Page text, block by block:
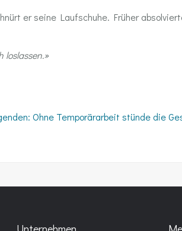
er seine Laufschuhe. Früher
loslassen.»
Ohne Temporärarbeit stünde die